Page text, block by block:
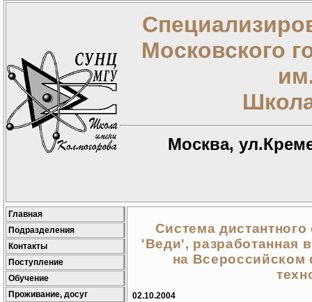
Московского
Москва,
Главная
Подразделения
Контакты
Поступление
Обучение
Проживание, досуг
Система
'Веди', разработанная
на
02.10.2004